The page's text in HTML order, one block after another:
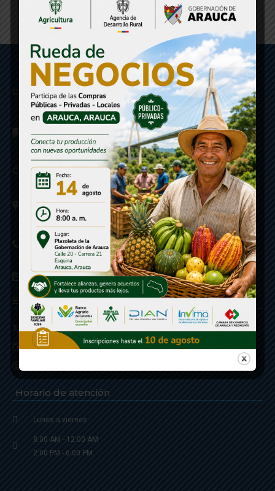
Gobernación de Arauca
Contáctenos
Calle 20 - Carrera 21 Esquina
Código postal 810001
Linea de Servicio a la Ciudadania: 57- 6078851946
Linea Anticorrupción: 607885 3374
correspondencia: archivogeneral@arauca.gov.co
Enlaces
Política de Seguridad y Termino de Uso
Notificaciones judiciales: notificacionjudicial@arauca.gov.co
Horario de atención
Lunes a viernes
8:00 AM - 12:00 AM
2:00 PM - 6:00 PM.